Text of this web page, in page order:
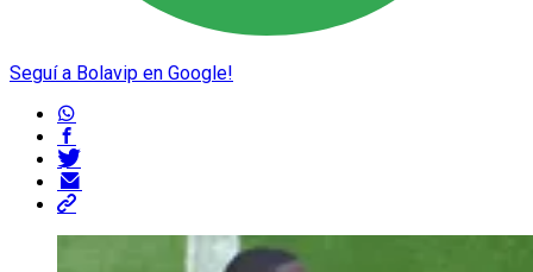
Seguí a Bolavip en Google!